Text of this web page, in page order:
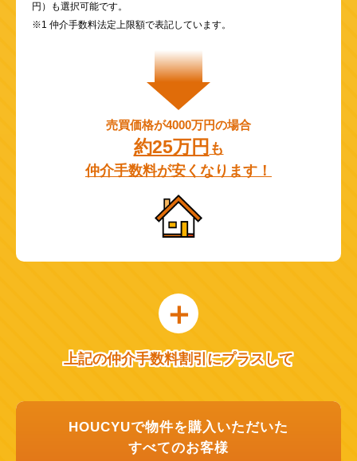
円）も選択可能です。
※1 仲介手数料法定上限額で表記しています。
売買価格が4000万円の場合
約25万円 も
仲介手数料が安くなります！
上記の仲介手数料割引にプラスして
HOUCYUで物件を購入いただいた
すべてのお客様